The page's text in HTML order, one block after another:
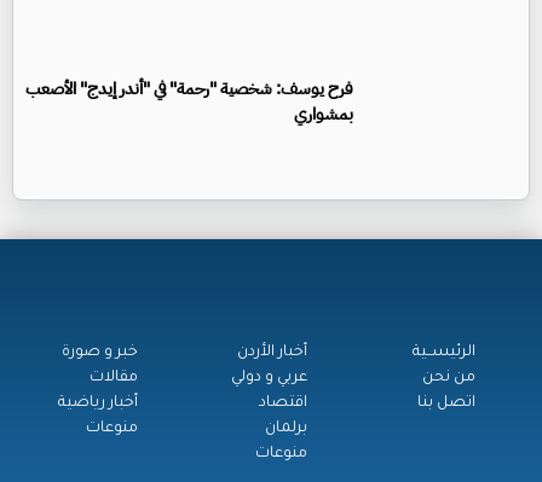
فرح يوسف: شخصية "رحمة" في "أندر إيدج" الأصعب
بمشواري
الرئيســية
من نحن
اتصل بنا
أخبار الأردن
عربي و دولي
اقتصاد
برلمان
منوعات
خبر و صورة
مقالات
أخبار رياضية
منوعات